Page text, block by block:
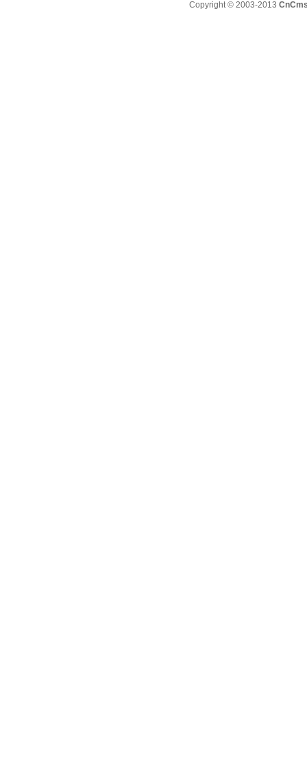
Copyright © 2003-2013